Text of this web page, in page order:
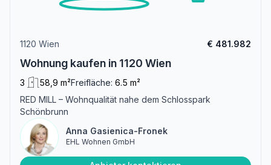
1120 Wien € 481.982
Wohnung kaufen in 1120 Wien
3 58,9 m²Freifläche: 6.5 m²
RED MILL – Wohnqualität nahe dem Schlosspark
Schönbrunn
Anna Gasienica-Fronek
EHL Wohnen GmbH